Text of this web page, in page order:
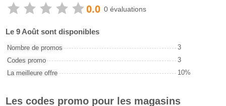
0.0 0 évaluations
Le 9 Août sont disponibles
Nombre de promos
3
Codes promo
3
La meilleure offre
10%
Les codes promo pour les magasins